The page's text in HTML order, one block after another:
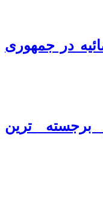
در جمهوری
برجسته ترین